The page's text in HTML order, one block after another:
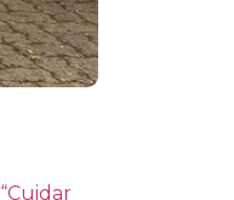
“Cuidar